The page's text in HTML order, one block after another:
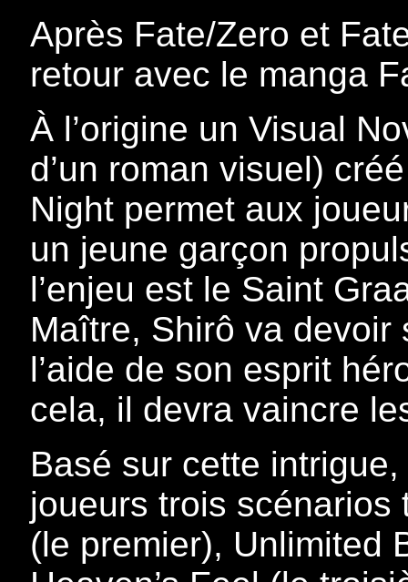
Après Fate/Zero et
retour avec le manga
À l’origine un Visual
d’un roman visuel)
Night permet aux
un jeune garçon
l’enjeu est le Saint
Maître, Shirô va devoir
l’aide de son esprit
cela, il devra vaincre
Basé sur cette
joueurs trois scénarios
(le premier), Unlimited